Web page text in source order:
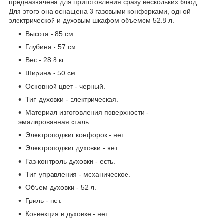
предназначена для приготовления сразу нескольких блюд.
Для этого она оснащена 3 газовыми конфорками, одной
электрической и духовым шкафом объемом 52.8 л.
Высота - 85 см.
Глубина - 57 см.
Вес - 28.8 кг.
Ширина - 50 см.
Основной цвет - черный.
Тип духовки - электрическая.
Материал изготовления поверхности -
эмалированная сталь.
Электроподжиг конфорок - нет.
Электроподжиг духовки - нет.
Газ-контроль духовки - есть.
Тип управления - механическое.
Объем духовки - 52 л.
Гриль - нет.
Конвекция в духовке - нет.